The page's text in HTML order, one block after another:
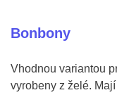
Bonbony
Vhodnou variantou
vyrobeny z želé.